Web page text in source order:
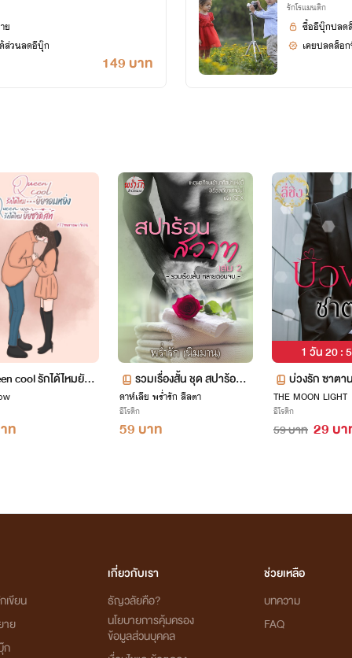
149 บาท
ย
ส่วนลดอีบุ๊ก
รักโรแมนติก
ซื้ออีบุ๊กปลด
เคยปลดล็อ
cool รักได้ไหมยัยจ
ง
ท
รวมเรื่องสั้น ชุด สปาร้อนส
วาท เล่ม 2
ดาห์เลีย พร่ำรัก สีลตา
อีโรติก
59 บาท
1 วัน 20 :
บ่วงรัก ซาตา
THE MOON LIGHT
อีโรติก
59 บาท 29 บ
เขียน
าย
ก
เกี่ยวกับเรา
ธัญวลัยคือ?
นโยบายการคุ้มครอง
ข้อมูลส่วนบุคคล
ช่วยเหลือ
บทความ
FAQ